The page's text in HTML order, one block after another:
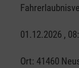
01.12.2026 ,
Ort: 41460